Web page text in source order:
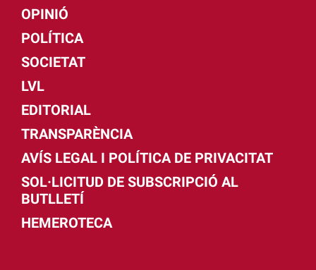
OPINIÓ
POLÍTICA
SOCIETAT
LVL
EDITORIAL
TRANSPARÈNCIA
AVÍS LEGAL I POLÍTICA DE PRIVACITAT
SOL·LICITUD DE SUBSCRIPCIÓ AL
BUTLLETÍ
HEMEROTECA